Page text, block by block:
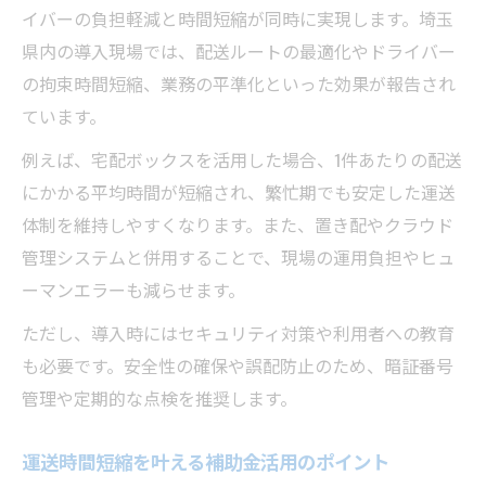
イバーの負担軽減と時間短縮が同時に実現します。埼玉
県内の導入現場では、配送ルートの最適化やドライバー
の拘束時間短縮、業務の平準化といった効果が報告され
ています。
例えば、宅配ボックスを活用した場合、1件あたりの配送
にかかる平均時間が短縮され、繁忙期でも安定した運送
体制を維持しやすくなります。また、置き配やクラウド
管理システムと併用することで、現場の運用負担やヒュ
ーマンエラーも減らせます。
ただし、導入時にはセキュリティ対策や利用者への教育
も必要です。安全性の確保や誤配防止のため、暗証番号
管理や定期的な点検を推奨します。
運送時間短縮を叶える補助金活用のポイント